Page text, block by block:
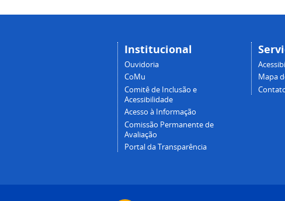
Institucional
Ouvidoria
CoMu
Comitê de Inclusão e
Acessibilidade
Acesso à Informação
Comissão Permanente de
Avaliação
Portal da Transparência
Mapa